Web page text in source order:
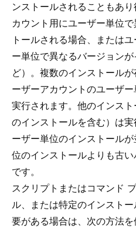
ンストールされることもあ
カウント用にユーザー単位
トールされる場合、または
ー単位で異なるバージョン
ど）。複数のインストール
ーザーアカウントのユーザ
実行されます。他のインス
のインストールを含む）は
ーザー単位のインストール
位のインストールよりも古
です。
スクリプトまたはコマンド
ル、または特定のインスト
要がある場合は、次の方法を